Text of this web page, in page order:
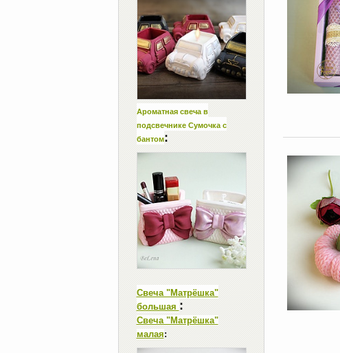
Ароматная свеча в
подсвечнике Сумочка с
бантом:
Свеча "Матрёшка"
большая :
Свеча "Матрёшка"
малая: